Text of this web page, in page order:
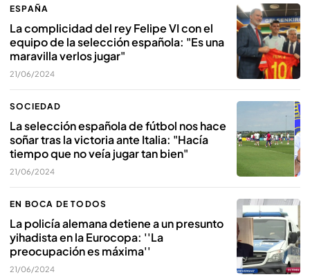
ESPAÑA
La complicidad del rey Felipe VI con el
equipo de la selección española: "Es una
maravilla verlos jugar"
21/06/2024
SOCIEDAD
La selección española de fútbol nos hace
soñar tras la victoria ante Italia: "Hacía
tiempo que no veía jugar tan bien"
21/06/2024
EN BOCA DE TODOS
La policía alemana detiene a un presunto
yihadista en la Eurocopa: ''La
preocupación es máxima''
21/06/2024